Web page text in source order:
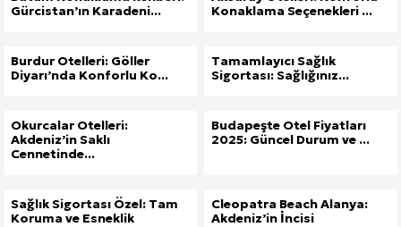
Gürcistan’ın Karadeni...
Konaklama Seçenekleri ...
Burdur Otelleri: Göller
Diyarı’nda Konforlu Ko...
Tamamlayıcı Sağlık
Sigortası: Sağlığınız...
Okurcalar Otelleri:
Akdeniz’in Saklı
Cennetinde...
Budapeşte Otel Fiyatları
2025: Güncel Durum ve ...
Sağlık Sigortası Özel: Tam
Koruma ve Esneklik
Cleopatra Beach Alanya:
Akdeniz’in İncisi